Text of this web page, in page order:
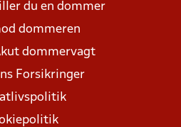
du en dommer
dommeren
dommervagt
Forsikringer